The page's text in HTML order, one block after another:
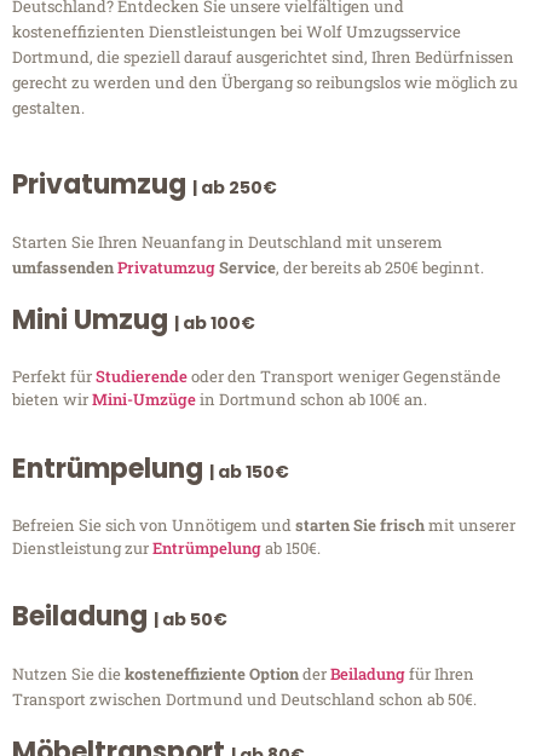
Deutschland? Entdecken Sie unsere vielfältigen und
kosteneffizienten Dienstleistungen bei Wolf Umzugsservice
Dortmund, die speziell darauf ausgerichtet sind, Ihren Bedürfnissen
gerecht zu werden und den Übergang so reibungslos wie möglich zu
gestalten.
Privatumzug | ab 250€
Starten Sie Ihren Neuanfang in Deutschland mit unserem
umfassendenPrivatumzugService, der bereits ab 250€ beginnt.
Mini Umzug | ab 100€
Perfekt fürStudierendeoder den Transport weniger Gegenstände
bieten wirMini-Umzügein Dortmund schon ab 100€ an.
Entrümpelung | ab 150€
Befreien Sie sich von Unnötigem undstarten Sie frischmit unserer
Dienstleistung zurEntrümpelungab 150€.
Beiladung | ab 50€
Nutzen Sie diekosteneffiziente OptionderBeiladungfür Ihren
Transport zwischen Dortmund und Deutschland schon ab 50€.